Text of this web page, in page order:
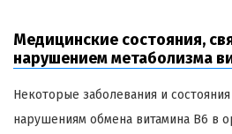
Медицинские состояния,
нарушением метаболизма
Некоторые заболевания и
нарушениям обмена витамина B6 в